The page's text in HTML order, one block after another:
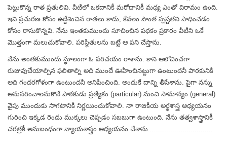
పెట్టుకొన్న రాత ప్రతులివి. వీటిలో ఒకదానికీ మరోదానికీ మధ్య ఎంతో విరామం ఉంది.
ఇవి ప్రచురణ కోసం ఉద్దేశించిన రాతలు కాదు; కేవలం సొంత స్పష్టతని సాధించడం
కోసం రాసుకొన్నవి. నేను ఇంతకుముందు సూచించిన పధకం ప్రకారం వీటిని ఒకే
మొత్తంగా మలుచుకోవాలి. పరిస్థితులను బట్టే ఆ పని చేస్తాను.
నేను అంతకుముందు స్థూలంగా ఓ పరిచయం రాశాను. కాని ఆలోచించగా
రుజువుచేయాల్సిన ఫలితాల్ని అది ముందే ఊహించినట్టుగా ఉంటుందనీ పాఠకునికి
అది గందరగోళంగా ఉంటుందనీ అనిపించింది. అందుకే దాన్ని తీసేశాను. పైగా నన్ను
అనుసరించాలనుకొనే పాఠకుడు ప్రత్యేకం (particular) నుంచి సామాన్యం (general)
వైపు ముందుకు సాగటానికి నిర్ణయించుకోవాలి. నా రాజకీయ అర్థశాస్త్ర అధ్యయనం
గురించి ఇక్కడ రెండు ముక్కలు చెప్పడం సబబుగా ఉంటుంది. నేను తత్వశాస్త్రానికీ
చరత్రకీ అనుబంధంగా న్యాయశాస్త్రం అధ్యయనం చేశాను................................